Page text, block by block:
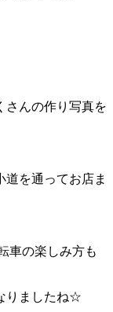
さんの作り写真を
を通ってお店ま
車の楽しみ方も
りましたね☆